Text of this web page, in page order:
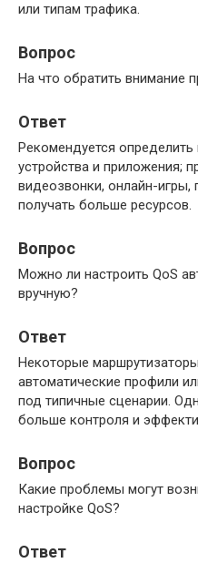
или типам трафика.
Вопрос
На что обратить внимание
Ответ
Рекомендуется
устройства и приложения;
видеозвонки, онлайн-
получать больше ресурсов.
Вопрос
Можно ли настроить QoS
вручную?
Ответ
Некоторые
автоматические профили
под типичные сценарии.
больше контроля и
Вопрос
Какие проблемы могут
настройке QoS?
Ответ